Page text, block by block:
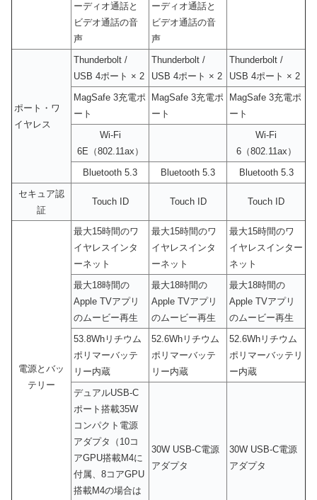
ーディオ通話と
ビデオ通話の音
声
ーディオ通話と
ビデオ通話の音
声
ポート・ワ
イヤレス
Thunderbolt /
USB 4ポート × 2
Thunderbolt /
USB 4ポート × 2
Thunderbolt /
USB 4ポート × 2
MagSafe 3充電ポ
ート
MagSafe 3充電ポ
ート
MagSafe 3充電ポ
ート
Wi-Fi
6E（802.11ax）
Wi-Fi
6（802.11ax）
Bluetooth 5.3
Bluetooth 5.3
Bluetooth 5.3
セキュア認
証
Touch ID Touch ID Touch ID
電源とバッ
テリー
最大15時間のワ
イヤレスインタ
ーネット
最大15時間のワ
イヤレスインタ
ーネット
最大15時間のワ
イヤレスインター
ネット
最大18時間の
Apple TVアプリ
のムービー再生
最大18時間の
Apple TVアプリ
のムービー再生
最大18時間の
Apple TVアプリ
のムービー再生
53.8Whリチウム
ポリマーバッテ
リー内蔵
52.6Whリチウム
ポリマーバッテ
リー内蔵
52.6Whリチウム
ポリマーバッテリ
ー内蔵
デュアルUSB-C
ポート搭載35W
コンパクト電源
アダプタ（10コ
アGPU搭載M4に
付属、8コアGPU
搭載M4の場合は
30W USB-C電源
アダプタ
30W USB-C電源
アダプタ